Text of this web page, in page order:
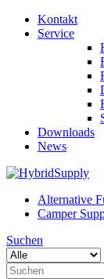
Kontakt
Service
Downloads
News
Alternative
Camper
Suchen